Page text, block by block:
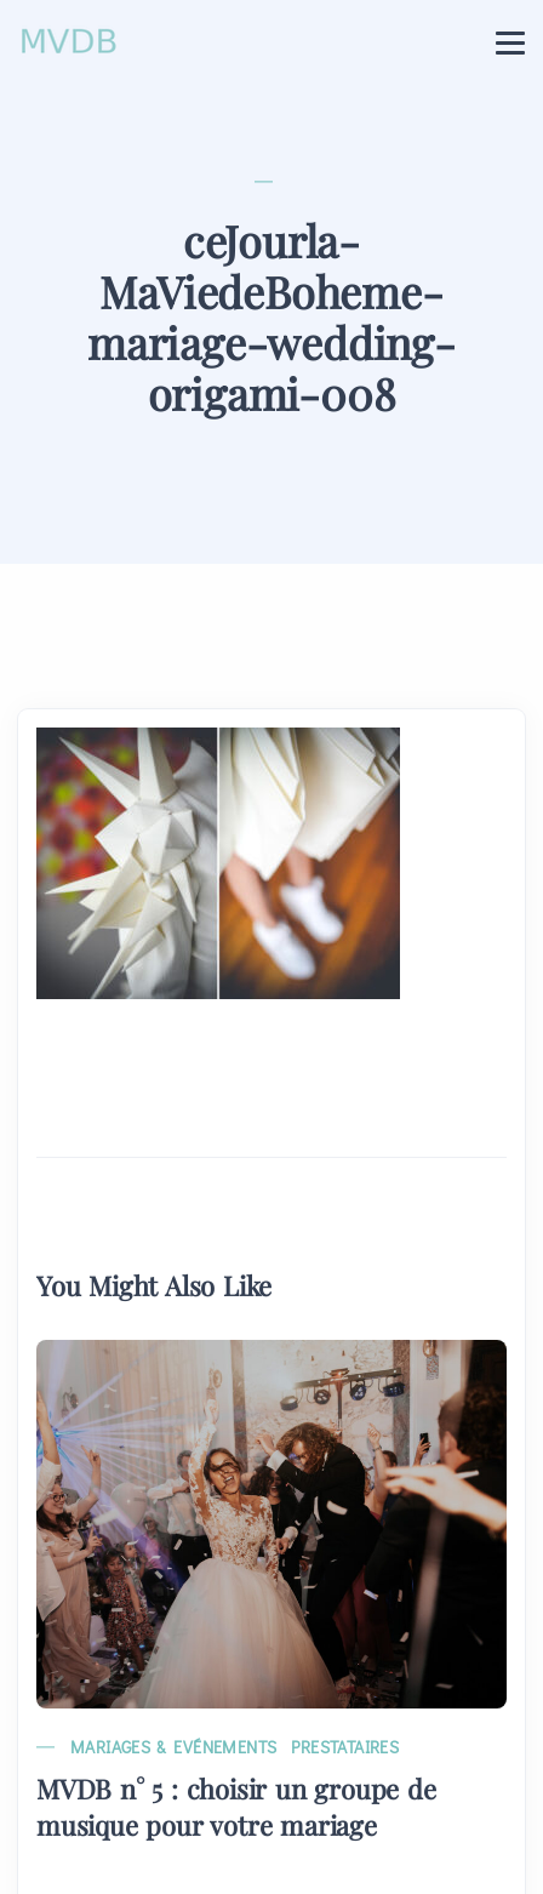
ceJourla-
MaViedeBoheme-
mariage-wedding-
origami-008
You Might Also Like
MARIAGES & EVÉNEMENTS PRESTATAIRES
MVDB n° 5 : choisir un groupe de
musique pour votre mariage